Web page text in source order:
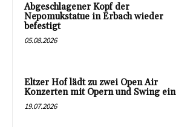
Abgeschlagener Kopf der
Nepomukstatue in Erbach wieder
befestigt
05.08.2026
Eltzer Hof lädt zu zwei Open Air
Konzerten mit Opern und Swing ein
19.07.2026